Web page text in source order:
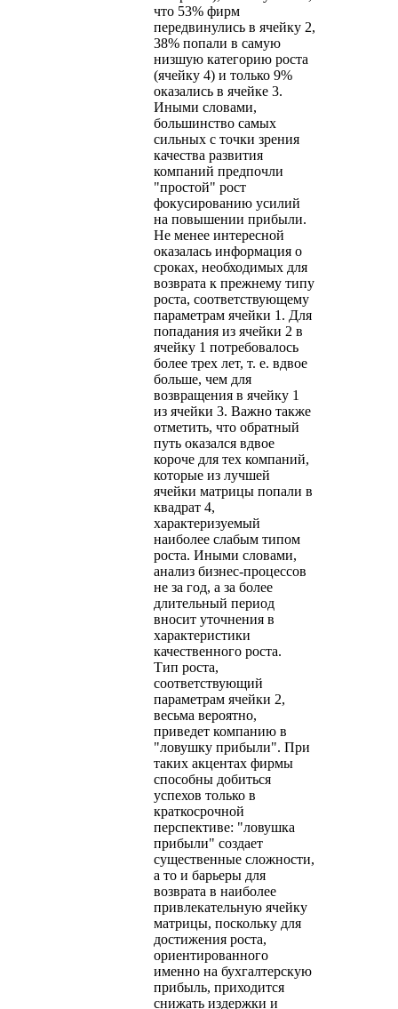
что 53% фирм
передвинулись в ячейку 2,
38% попали в самую
низшую категорию роста
(ячейку 4) и только 9%
оказались в ячейке 3.
Иными словами,
большинство самых
сильных с точки зрения
качества развития
компаний предпочли
"простой" рост
фокусированию усилий
на повышении прибыли.
Не менее интересной
оказалась информация о
сроках, необходимых для
возврата к прежнему типу
роста, соответствующему
параметрам ячейки 1. Для
попадания из ячейки 2 в
ячейку 1 потребовалось
более трех лет, т. е. вдвое
больше, чем для
возвращения в ячейку 1
из ячейки 3. Важно также
отметить, что обратный
путь оказался вдвое
короче для тех компаний,
которые из лучшей
ячейки матрицы попали в
квадрат 4,
характеризуемый
наиболее слабым типом
роста. Иными словами,
анализ бизнес-процессов
не за год, а за более
длительный период
вносит уточнения в
характеристики
качественного роста.
Тип роста,
соответствующий
параметрам ячейки 2,
весьма вероятно,
приведет компанию в
"ловушку прибыли". При
таких акцентах фирмы
способны добиться
успехов только в
краткосрочной
перспективе: "ловушка
прибыли" создает
существенные сложности,
а то и барьеры для
возврата в наиболее
привлекательную ячейку
матрицы, поскольку для
достижения роста,
ориентированного
именно на бухгалтерскую
прибыль, приходится
снижать издержки и